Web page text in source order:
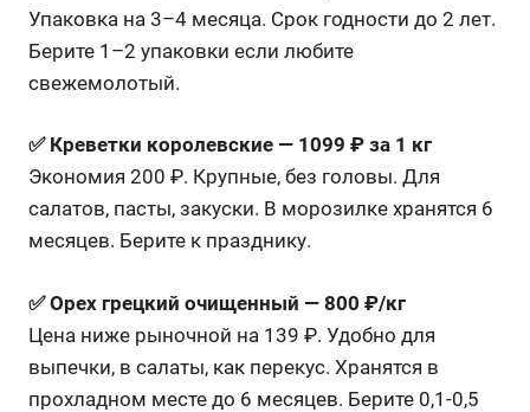
Упаковка на 3–4 месяца. Срок годности до 2 лет.
Берите 1–2 упаковки если любите
свежемолотый.
✅ Креветки королевские — 1099 ₽ за 1 кг
Экономия 200 ₽. Крупные, без головы. Для
салатов, пасты, закуски. В морозилке хранятся 6
месяцев. Берите к празднику.
✅ Орех грецкий очищенный — 800 ₽/кг
Цена ниже рыночной на 139 ₽. Удобно для
выпечки, в салаты, как перекус. Хранятся в
прохладном месте до 6 месяцев. Берите 0,1-0,5